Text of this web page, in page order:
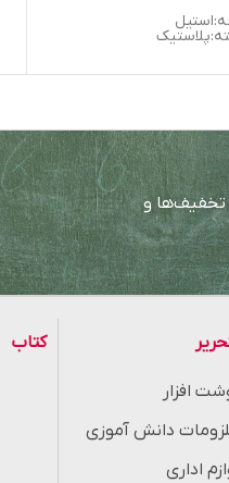
تخفیف‌ها و
افزار
دانش آموزی
اداری
کتاب